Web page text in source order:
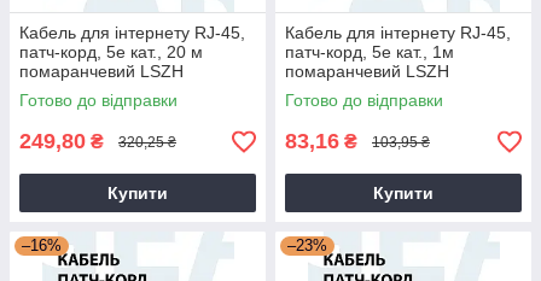
Кабель для інтернету RJ-45,
патч-корд, 5е кат., 20 м
помаранчевий LSZH
(негорючий)
Готово до відправки
249,80 ₴ 320,25 ₴
Купити
Кабель для інтернету RJ-45,
патч-корд, 5е кат., 1м
помаранчевий LSZH
(негорючий)
Готово до відправки
83,16 ₴ 103,95 ₴
Купити
–16% –23%